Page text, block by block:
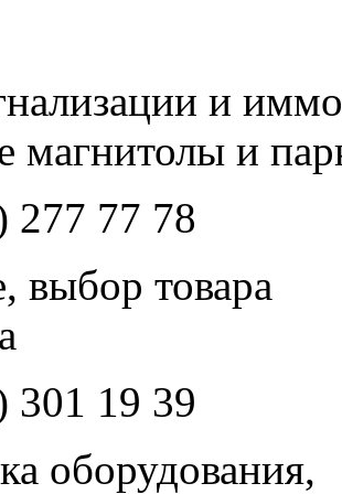
и
магнитолы и
277 77 78
выбор товара
301 19 39
оборудования,